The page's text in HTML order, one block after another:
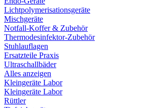
Lichtpolymerisationsgeräte
Mischgeräte
Notfall-Koffer & Zubehör
Thermodesinfektor-Zubehör
Stuhlauflagen
Ersatzteile Praxis
Ultraschallbäder
Alles anzeigen
Kleingeräte Labor
Kleingeräte Labor
Rüttler